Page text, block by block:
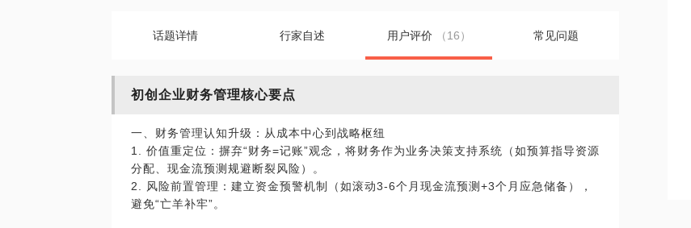
话题详情 行家自述 用户评价 （16） 常见问题
初创企业财务管理核心要点
一、财务管理认知升级：从成本中心到战略枢纽
1. 价值重定位：摒弃“财务=记账”观念，将财务作为业务决策支持系统（如预算指导资源
分配、现金流预测规避断裂风险）。
2. 风险前置管理：建立资金预警机制（如滚动3-6个月现金流预测+3个月应急储备），
避免“亡羊补牢”。